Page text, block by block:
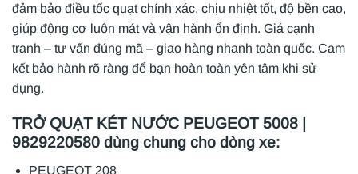
đảm bảo điều tốc quạt chính xác, chịu nhiệt tốt, độ bền cao,
giúp động cơ luôn mát và vận hành ổn định. Giá cạnh
tranh – tư vấn đúng mã – giao hàng nhanh toàn quốc. Cam
kết bảo hành rõ ràng để bạn hoàn toàn yên tâm khi sử
dụng.
TRỞ QUẠT KÉT NƯỚC PEUGEOT 5008 |
9829220580 dùng chung cho dòng xe:
PEUGEOT 208